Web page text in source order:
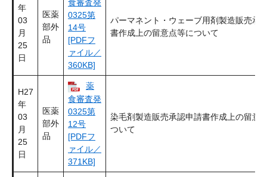
年
03
月
25
日
医薬
部外
品
食審査発
0325第
14号
[PDFフ
ァイル／
360KB]
パーマネント・ウェーブ用剤製造販売承
書作成上の留意点等について
H27
年
03
月
25
日
医薬
部外
品
薬
食審査発
0325第
12号
[PDFフ
ァイル／
371KB]
染毛剤製造販売承認申請書作成上の留意
ついて